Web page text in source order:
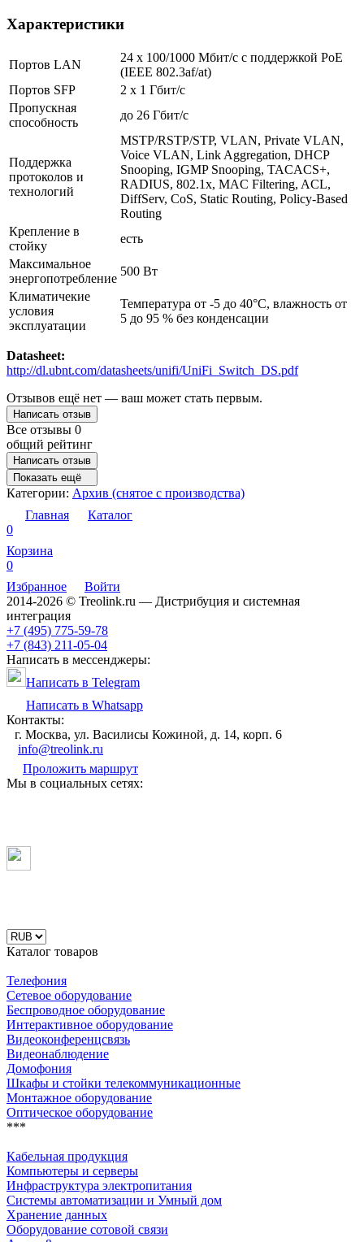
Характеристики
Портов LAN
24 x 100/1000 Мбит/с с поддержкой PoE
(IEEE 802.3af/at)
Портов SFP
2 x 1 Гбит/с
Пропускная
способность
до 26 Гбит/c
Поддержка
протоколов и
технологий
MSTP/RSTP/STP, VLAN, Private VLAN,
Voice VLAN, Link Aggregation, DHCP
Snooping, IGMP Snooping, TACACS+,
RADIUS, 802.1x, MAC Filtering, ACL,
DiffServ, CoS, Static Routing, Policy-Based
Routing
Крепление в
стойку
есть
Максимальное
энергопотребление
500 Вт
Климатичекие
условия
эксплуатации
Температура от -5 до 40°C, влажность от
5 до 95 % без конденсации
Datasheet:
http://dl.ubnt.com/datasheets/unifi/UniFi_Switch_DS.pdf
Отзывов ещё нет — ваш может стать первым.
Написать отзыв
Все отзывы 0
общий рейтинг
Написать отзыв
Показать ещё
Категории: Архив (снятое с производства)
Главная
Каталог
0
Корзина
0
Избранное
Войти
2014-2026 © Treolink.ru — Дистрибуция и системная
интеграция
+7 (495) 775-59-78
+7 (843) 211-05-04
Написать в мессенджеры:
Написать в Telegram
Написать в Whatsapp
Контакты:
г. Москва, ул. Василисы Кожиной, д. 14, корп. 6
info@treolink.ru
Проложить маршрут
Мы в социальных сетях:
Каталог товаров
Телефония
Сетевое оборудование
Беспроводное оборудование
Интерактивное оборудование
Видеоконференцсвязь
Видеонаблюдение
Домофония
Шкафы и стойки телекоммуникационные
Монтажное оборудование
Оптическое оборудование
***
Кабельная продукция
Компьютеры и серверы
Инфраструктура электропитания
Системы автоматизации и Умный дом
Хранение данных
Оборудование сотовой связи